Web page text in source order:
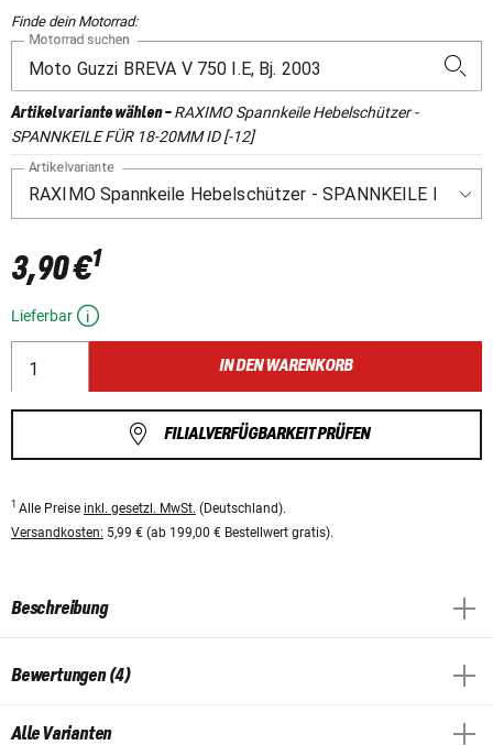
Finde dein Motorrad:
Motorrad suchen
Artikelvariante wählen-RAXIMO Spannkeile Hebelschützer -
SPANNKEILE FÜR 18-20MM ID [-12]
Artikelvariante
3,90 €1
Lieferbar
IN DEN WARENKORB
FILIALVERFÜGBARKEIT PRÜFEN
1 Alle Preise inkl. gesetzl. MwSt. (Deutschland).
Versandkosten: 5,99 € (ab 199,00 € Bestellwert gratis).
Beschreibung
Bewertungen (4)
Alle Varianten